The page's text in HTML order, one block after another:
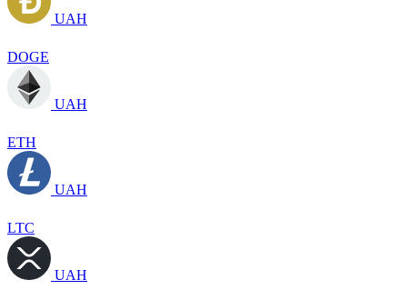
UAH
DOGE
UAH
ETH
UAH
LTC
UAH